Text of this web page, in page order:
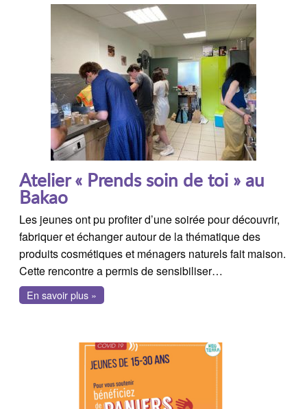
Atelier « Prends soin de toi » au
Bakao
Les jeunes ont pu profiter d’une soirée pour découvrir,
fabriquer et échanger autour de la thématique des
produits cosmétiques et ménagers naturels fait maison.
Cette rencontre a permis de sensibiliser…
En savoir plus »